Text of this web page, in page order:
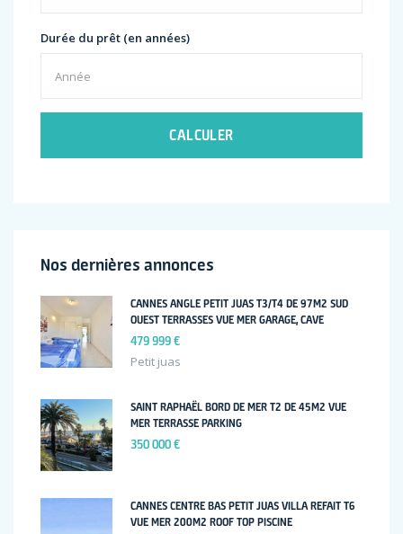
Durée du prêt (en années)
CALCULER
Nos dernières annonces
CANNES ANGLE PETIT JUAS T3/T4 DE 97M2 SUD
OUEST TERRASSES VUE MER GARAGE, CAVE
479 999 €
Petit juas
SAINT RAPHAËL BORD DE MER T2 DE 45M2 VUE
MER TERRASSE PARKING
350 000 €
CANNES CENTRE BAS PETIT JUAS VILLA REFAIT T6
VUE MER 200M2 ROOF TOP PISCINE